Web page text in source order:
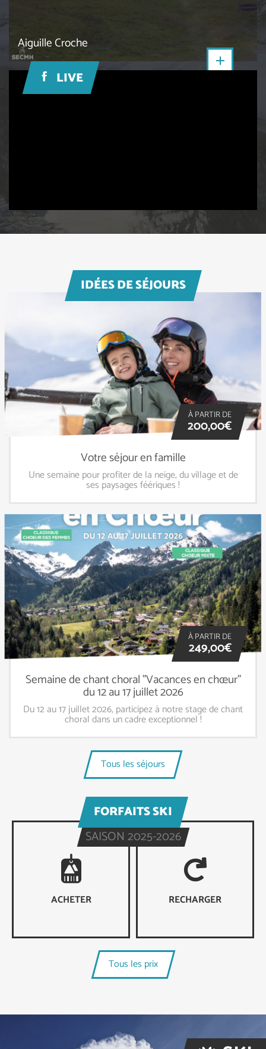
Aiguille Croche
LIVE
IDÉES DE SÉJOURS
Votre séjour en famille
Une semaine pour profiter de la neige, du village et de
ses paysages féériques !
À PARTIR DE
200,00€
Semaine de chant choral "Vacances en chœur"
du 12 au 17 juillet 2026
Du 12 au 17 juillet 2026, participez à notre stage de chant
choral dans un cadre exceptionnel !
À PARTIR DE
249,00€
Tous les séjours
FORFAITS SKI
SAISON 2025-2026
ACHETER RECHARGER
Tous les prix